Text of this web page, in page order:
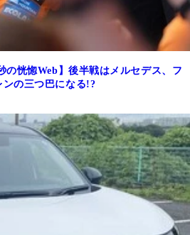
の恍惚Web】後半戦はメルセデス、フ
ンの三つ巴になる!?